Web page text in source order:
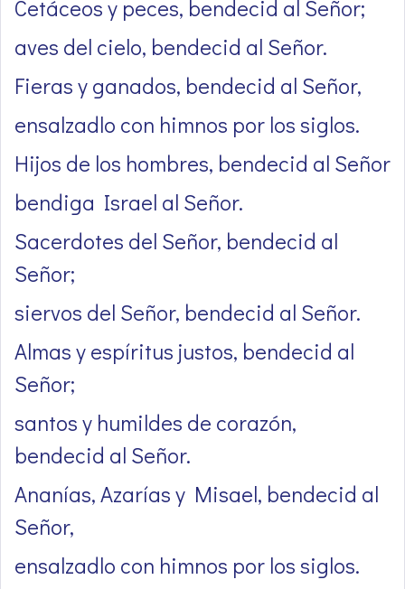
Cetáceos y peces, bendecid al Señor;
aves del cielo, bendecid al Señor.
Fieras y ganados, bendecid al Señor,
ensalzadlo con himnos por los siglos.
Hijos de los hombres, bendecid al Señor
bendiga Israel al Señor.
Sacerdotes del Señor, bendecid al
Señor;
siervos del Señor, bendecid al Señor.
Almas y espíritus justos, bendecid al
Señor;
santos y humildes de corazón,
bendecid al Señor.
Ananías, Azarías y Misael, bendecid al
Señor,
ensalzadlo con himnos por los siglos.